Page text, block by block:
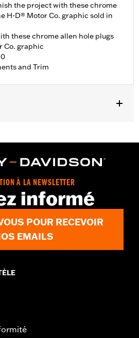
the project with these chrome
H-D® Motor Co. graphic sold in
these chrome allen hole plugs
Co. graphic
and Trim
Inches
warranty – Go towww.h-
À LA NEWSLETTER
informé
POUR RECEVOIR
EMAILS